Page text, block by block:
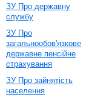
ЗУ Про державну
службу
ЗУ Про
загальнообов'язкове
державне пенсійне
страхування
ЗУ Про зайнятість
населення